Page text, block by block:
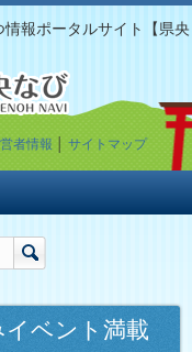
報ポータルサイト【県央
者情報 サイトマップ
ベント満載